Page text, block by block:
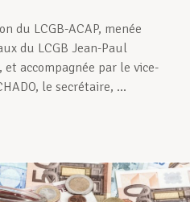
du LCGB-ACAP, menée
du LCGB Jean-Paul
et accompagnée par le vice-
le secrétaire, ...